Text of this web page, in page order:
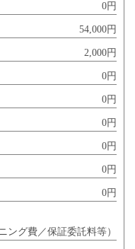
0円
54,000円
2,000円
0円
0円
0円
0円
0円
0円
ング費／保証委託料等）